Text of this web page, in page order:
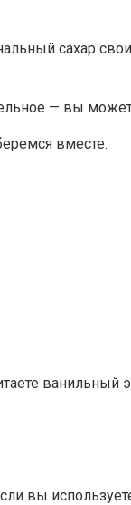
— вы
вместе.
ванильный
вы